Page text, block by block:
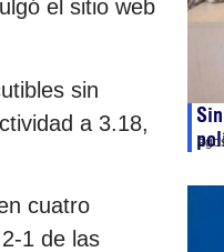
el sitio web
sin
a 3.18,
cuatro
1 de las